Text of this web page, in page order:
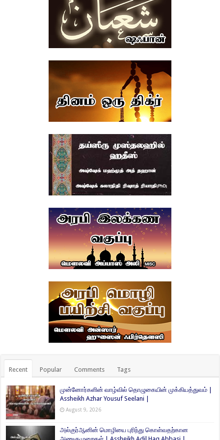
Recent Popular Comments Tags
முன்னோர்களின் வாழ்வில் தொழுகையின் முக்கியத்துவம் |
Assheikh Azhar Yousuf Seelani |
August 9, 2026
அல்குர்ஆனின் மொழியை புரிந்து கொள்வதற்கான